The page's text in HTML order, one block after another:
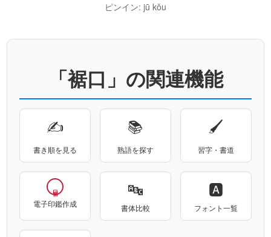
ピンイン: jū kǒu
「裾口」の関連機能
✍
書き順を見る
📚
熟語を探す
🖌
習字・書道
電子印鑑作成
🔤
書体比較
🅰
フォント一覧